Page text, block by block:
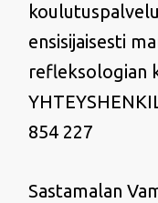
ensisijaisesti
refleksologian
854 227
Sastamalan